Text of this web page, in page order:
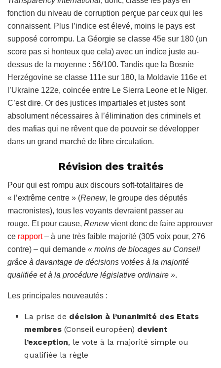
fonction du niveau de corruption perçue par ceux qui les
connaissent. Plus l’indice est élevé, moins le pays est
supposé corrompu. La Géorgie se classe 45e sur 180 (un
score pas si honteux que cela) avec un indice juste au-
dessus de la moyenne : 56/100. Tandis que la Bosnie
Herzégovine se classe 111e sur 180, la Moldavie 116e et
l’Ukraine 122e, coincée entre Le Sierra Leone et le Niger.
C’est dire. Or des justices impartiales et justes sont
absolument nécessaires à l’élimination des criminels et
des mafias qui ne rêvent que de pouvoir se développer
dans un grand marché de libre circulation.
Révision des traités
Pour qui est rompu aux discours soft-totalitaires de
« l’extrême centre » (Renew, le groupe des députés
macronistes), tous les voyants devraient passer au
rouge. Et pour cause, Renewvient donc de faire approuver
ce rapport– à une très faible majorité (305 voix pour, 276
contre) – qui demande « moins de blocages au Conseil
grâce à davantage de décisions votées à la majorité
qualifiée et à la procédure législative ordinaire ».
Les principales nouveautés :
La prise de décision à l’unanimité des Etats
membres(Conseil européen) devient
l’exception, le vote à la majorité simple ou
qualifiée la règle